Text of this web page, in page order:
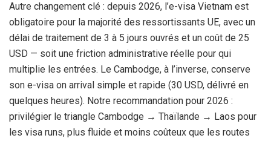
Autre changement clé : depuis 2026, l’e-visa Vietnam est
obligatoire pour la majorité des ressortissants UE, avec un
délai de traitement de 3 à 5 jours ouvrés et un coût de 25
USD — soit une friction administrative réelle pour qui
multiplie les entrées. Le Cambodge, à l’inverse, conserve
son e-visa on arrival simple et rapide (30 USD, délivré en
quelques heures). Notre recommandation pour 2026 :
privilégier le triangle Cambodge → Thaïlande → Laos pour
les visa runs, plus fluide et moins coûteux que les routes